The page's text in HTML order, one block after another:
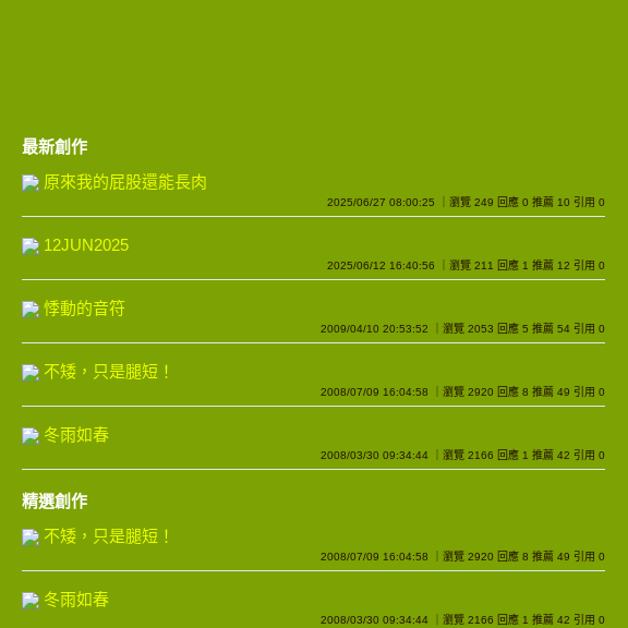
最新創作
原來我的屁股還能長肉
2025/06/27 08:00:25 ｜瀏覽 249 回應 0 推薦 10 引用 0
12JUN2025
2025/06/12 16:40:56 ｜瀏覽 211 回應 1 推薦 12 引用 0
悸動的音符
2009/04/10 20:53:52 ｜瀏覽 2053 回應 5 推薦 54 引用 0
不矮，只是腿短！
2008/07/09 16:04:58 ｜瀏覽 2920 回應 8 推薦 49 引用 0
冬雨如春
2008/03/30 09:34:44 ｜瀏覽 2166 回應 1 推薦 42 引用 0
精選創作
不矮，只是腿短！
2008/07/09 16:04:58 ｜瀏覽 2920 回應 8 推薦 49 引用 0
冬雨如春
2008/03/30 09:34:44 ｜瀏覽 2166 回應 1 推薦 42 引用 0